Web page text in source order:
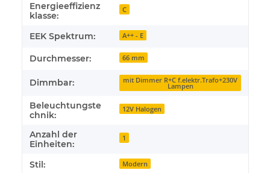
Energieeffizienz
klasse:
C
EEK Spektrum: A++ - E
Durchmesser: 66 mm
Dimmbar: mit Dimmer R+C f.elektr.Trafo+230V
Lampen
Beleuchtungste
chnik:
12V Halogen
Anzahl der
Einheiten:
1
Stil: Modern